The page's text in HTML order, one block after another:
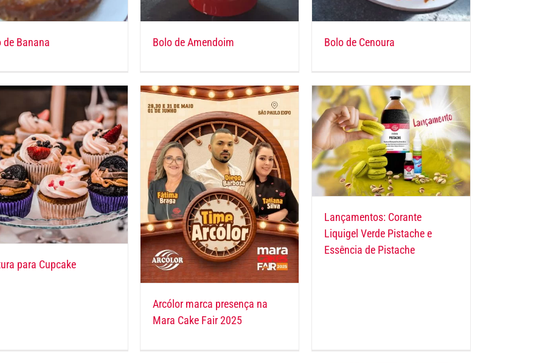
de Banana Bolo de Amendoim Bolo de Cenoura
para Cupcake
Arcólor marca presença na
Mara Cake Fair 2025
Lançamentos: Corante
Liquigel Verde Pistache e
Essência de Pistache